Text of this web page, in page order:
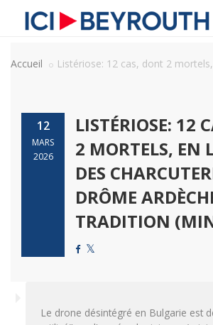
Accueil Listériose: 12 cas, dont 2
12
MARS
2026
LISTÉRIOSE: 12
2 MORTELS, EN
DES
DRÔME
TRADITION
Le drone désintégré en Bulgarie est